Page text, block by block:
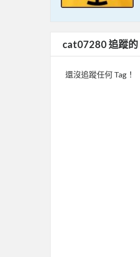
cat07280 追蹤的
還沒追蹤任何 Tag！